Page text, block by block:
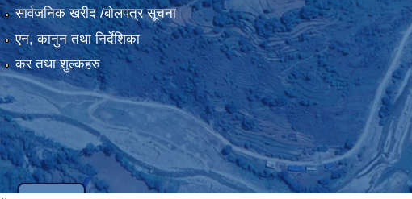
सार्वजनिक खरीद /बोलपत्र सूचना
एन, कानुन तथा निर्देशिका
कर तथा शुल्कहरु